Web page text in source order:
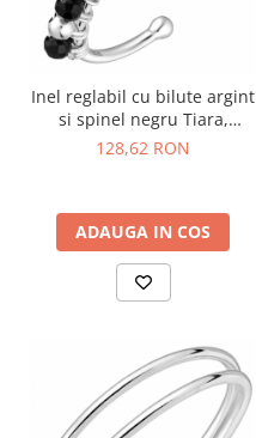
Inel reglabil cu bilute argint
si spinel negru Tiara,
marime 48-53
128,62 RON
ADAUGA IN COS